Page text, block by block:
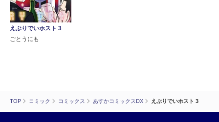
TOP コミック コミックス あすかコミックスDX えぶりでいホスト 3
えぶりでいホスト 3
ごとうにも